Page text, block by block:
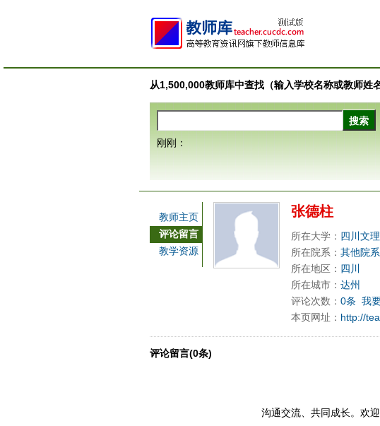
从1,500,000教师库中查找（输入学校名称或教师姓名
刚刚：
教师主页
评论留言
教学资源
张德柱
所在大学： 四川文
所在院系： 其他院系
所在地区： 四川
所在城市： 达州
评论次数： 0条 我
本页网址： http://
评论留言(0条)
沟通交流、共同成长。欢